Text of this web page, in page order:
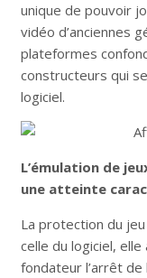
unique de pouvoir
vidéo d’anciennes
plateformes
constructeurs qui
logiciel.
L’émulation de
une atteinte
La protection du
celle du logiciel,
fondateur l’arrêt de